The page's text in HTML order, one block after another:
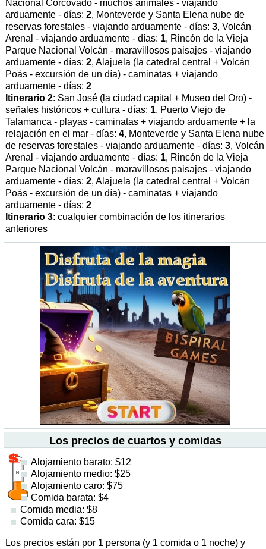
Nacional Corcovado - muchos animales - viajando
arduamente - días: 2, Monteverde y Santa Elena nube de
reservas forestales - viajando arduamente - días: 3, Volcán
Arenal - viajando arduamente - días: 1, Rincón de la Vieja
Parque Nacional Volcán - maravillosos paisajes - viajando
arduamente - días: 2, Alajuela (la catedral central + Volcán
Poás - excursión de un día) - caminatas + viajando
arduamente - días: 2
Itinerario 2: San José (la ciudad capital + Museo del Oro) -
señales históricos + cultura - días: 1, Puerto Viejo de
Talamanca - playas - caminatas + viajando arduamente + la
relajación en el mar - días: 4, Monteverde y Santa Elena nube
de reservas forestales - viajando arduamente - días: 3, Volcán
Arenal - viajando arduamente - días: 1, Rincón de la Vieja
Parque Nacional Volcán - maravillosos paisajes - viajando
arduamente - días: 2, Alajuela (la catedral central + Volcán
Poás - excursión de un día) - caminatas + viajando
arduamente - días: 2
Itinerario 3: cualquier combinación de los itinerarios
anteriores
Los precios de cuartos y comidas
Alojamiento barato: $12
Alojamiento medio: $25
Alojamiento caro: $75
Comida barata: $4
Comida media: $8
Comida cara: $15
Los precios están por 1 persona (y 1 comida o 1 noche) y